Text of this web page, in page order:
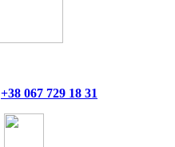
+38 067 729 18 31